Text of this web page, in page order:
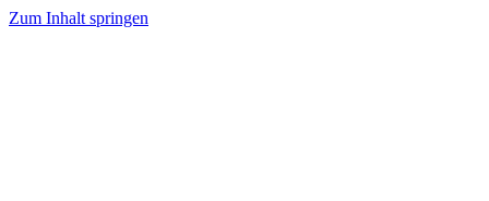
Zum Inhalt springen